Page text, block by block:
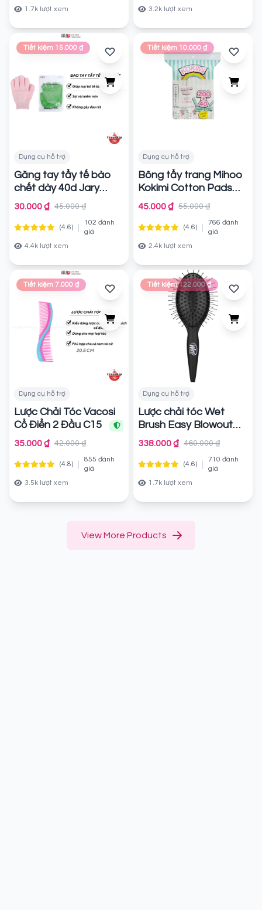
1.7k lượt xem
3.2k lượt xem
Tiết kiệm 15.000 ₫
Dụng cụ hỗ trợ
Găng tay tẩy tế bào
chết dày 40d Jary
Body Exfoliating
Massage Gloves
Chính hãng
30.000 ₫ 45.000 ₫
(4.6)
102 đánh
giá
4.4k lượt xem
Tiết kiệm 10.000 ₫
Dụng cụ hỗ trợ
Bông tẩy trang Mihoo
Kokimi Cotton Pads
Jumpo
Chính hãng
45.000 ₫ 55.000 ₫
(4.6)
766 đánh
giá
2.4k lượt xem
Tiết kiệm 7.000 ₫
Dụng cụ hỗ trợ
Lược Chải Tóc Vacosi
Cổ Điển 2 Đầu C15
Chính hãng
35.000 ₫ 42.000 ₫
(4.8)
855 đánh
giá
3.5k lượt xem
Tiết kiệm 122.000 ₫
Dụng cụ hỗ trợ
Lược chải tóc Wet
Brush Easy Blowout
Brush tangle sấy
phồng tạo kiểu
Chính hãng
338.000 ₫ 460.000 ₫
(4.6)
710 đánh
giá
1.7k lượt xem
View More Products